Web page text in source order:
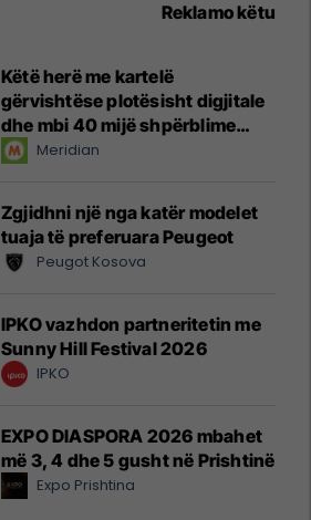
Reklamo këtu
Këtë herë me kartelë
gërvishtëse plotësisht digjitale
dhe mbi 40 mijë shpërblime
instant!Meridian
Zgjidhni një nga katër modelet
tuaja të preferuara Peugeot
Peugot Kosova
IPKO vazhdon partneritetin me
Sunny Hill Festival 2026
IPKO
EXPO DIASPORA 2026 mbahet
më 3, 4 dhe 5 gusht në Prishtinë
Expo Prishtina